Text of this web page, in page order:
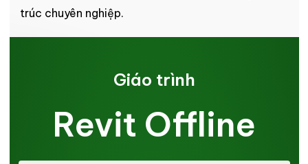
trúc chuyên nghiệp.
Giáo trình
Revit Offline